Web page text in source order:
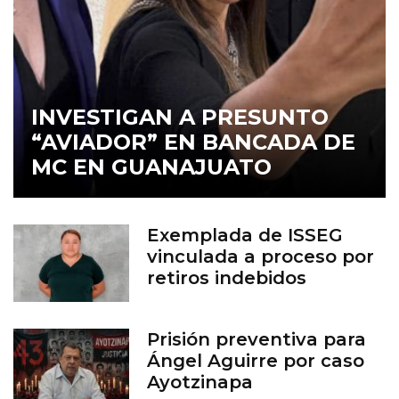
INVESTIGAN A PRESUNTO
“AVIADOR” EN BANCADA DE
MC EN GUANAJUATO
Exemplada de ISSEG
vinculada a proceso por
retiros indebidos
Prisión preventiva para
Ángel Aguirre por caso
Ayotzinapa